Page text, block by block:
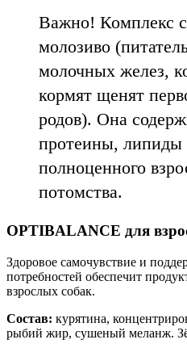
Важно! Комплекс
молозиво
молочных желез,
кормят щенят
родов). Она
протеины, липиды
полноценного
потомства.
OPTIBALANCE для
Здоровое самочувствие и
потребностей обеспечит
взрослых собак.
Состав: курятина,
рыбий жир, сушеный меланж.